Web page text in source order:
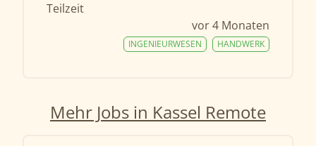
Teilzeit
vor 4 Monaten
HANDWERK
INGENIEURWESEN
Mehr Jobs in Kassel Remote